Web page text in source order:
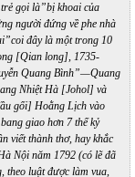
gọi là”bị khoai của
người đứng về phe nhà
đây là một trong 10
[Qian long], 1735-
Quang Bình”—Quang
Nhiệt Hà [Johol] và
gối] Hoằng Lịch vào
giao hơn 7 thế kỷ
viết thành thơ, hay khắc
Nội năm 1792 (có lẽ đã
theo luật được làm vua,